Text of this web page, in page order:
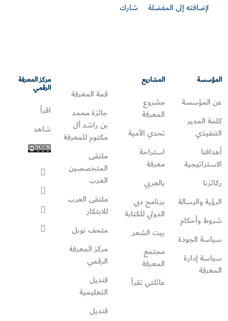
لإضافته إلى المفضلة
شارك
المؤسسة
عن المؤسسة
كلمة المدير
التنفيذي
أهدافنا
الاستراتيجية
ركائزنا
الرؤية والرسالة
شروط وأحكام
سياسة الجودة
سياسة إدارة
المعرفة
المشاريع
مشروع
المعرفة
تحدي الأمية
استراحة
معرفة
بالعربي
برنامج دبي
الدولي للكتابة
بيت الشعر
مجتمع
المعرفة
عائلتي تقرأ‎
قمة المعرفة
جائزة محمد
بن راشد آل
مكتوم للمعرفة
ملتقى
المتخصصين
العرب
ملتقى العرب
للابتكار
متحف نوبل
مركز المعرفة
الرقمي
قنديل
التعليمية
قنديل
مركز المعرفة
الرقمي
اقرأ
شاهد